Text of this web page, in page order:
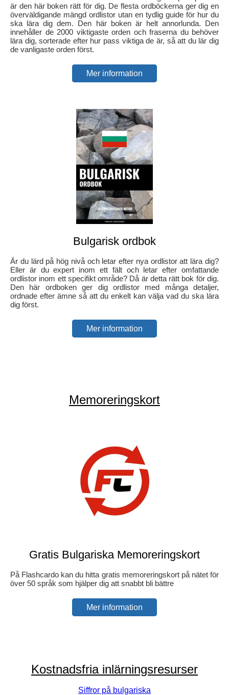
är den här boken rätt för dig. De flesta ordböckerna ger dig en
överväldigande mängd ordlistor utan en tydlig guide för hur du
ska lära dig dem. Den här boken är helt annorlunda. Den
innehåller de 2000 viktigaste orden och fraserna du behöver
lära dig, sorterade efter hur pass viktiga de är, så att du lär dig
de vanligaste orden först.
Mer information
Bulgarisk ordbok
Är du lärd på hög nivå och letar efter nya ordlistor att lära dig?
Eller är du expert inom ett fält och letar efter omfattande
ordlistor inom ett specifikt område? Då är detta rätt bok för dig.
Den här ordboken ger dig ordlistor med många detaljer,
ordnade efter ämne så att du enkelt kan välja vad du ska lära
dig först.
Mer information
Memoreringskort
Gratis Bulgariska Memoreringskort
På Flashcardo kan du hitta gratis memoreringskort på nätet för
över 50 språk som hjälper dig att snabbt bli bättre
Mer information
Kostnadsfria inlärningsresurser
Siffror på bulgariska